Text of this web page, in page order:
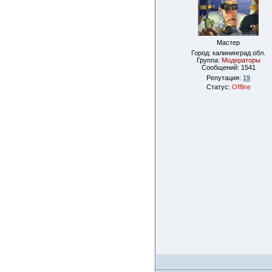
Мастер
Город: калининград обл.
Группа: Модераторы
Сообщений: 1541
Репутация:19
Статус: Offline